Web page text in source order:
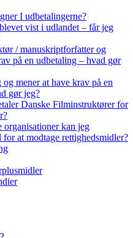
I udbetalingerne?
vist i udlandet – får jeg
/ manuskriptforfatter og
på en udbetaling – hvad gør
og mener at have krav på en
gør jeg?
Danske Filminstruktører for
organisationer kan jeg
at modtage rettighedsmidler?